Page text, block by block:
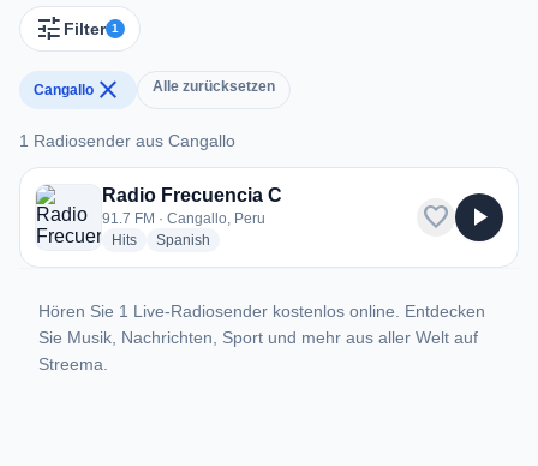
tune Filter 1
Cangallo close Alle zurücksetzen
1 Radiosender aus Cangallo
1 Radiosender aus Cangallo
Radio Frecuencia C
91.7 FM · Cangallo, Peru
Hitsradio stations
Spanish
favorite play_arrow
Hören Sie 1 Live-Radiosender kostenlos online. Entdecken
Sie Musik, Nachrichten, Sport und mehr aus aller Welt auf
Streema.